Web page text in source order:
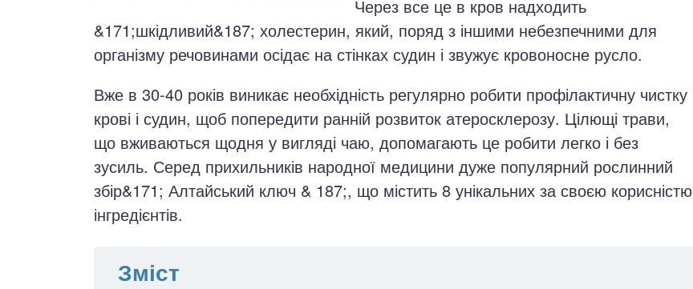
Через все це в кров надходить
&171;шкідливий&187; холестерин, який, поряд з іншими небезпечними для
організму речовинами осідає на стінках судин і звужує кровоносне русло.
Вже в 30-40 років виникає необхідність регулярно робити профілактичну чистку
крові і судин, щоб попередити ранній розвиток атеросклерозу. Цілющі трави,
що вживаються щодня у вигляді чаю, допомагають це робити легко і без
зусиль. Серед прихильників народної медицини дуже популярний рослинний
збір&171; Алтайський ключ & 187;, що містить 8 унікальних за своєю корисністю
інгредієнтів.
Зміст